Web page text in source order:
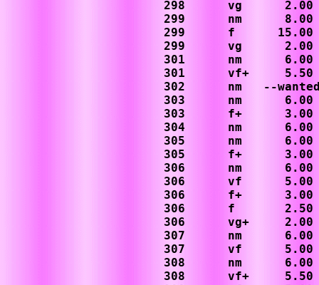
298      vg      2.00
299      nm      8.00
299      f      15.00
299      vg      2.00
301      nm      6.00
301      vf+     5.50
302      nm   --
303      nm      6.00
303      f+      3.00
304      nm      6.00
305      nm      6.00
305      f+      3.00
306      nm      6.00
306      vf      5.00
306      f+      3.00
306      f       2.50
306      vg+     2.00
307      nm      6.00
307      vf      5.00
308      nm      6.00
308      vf+     5.50